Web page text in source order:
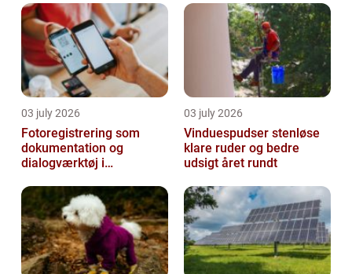
03 july 2026
Fotoregistrering som
dokumentation og
dialogværktøj i
03 july 2026
Vinduespudser stenløse
klare ruder og bedre
udsigt året rundt